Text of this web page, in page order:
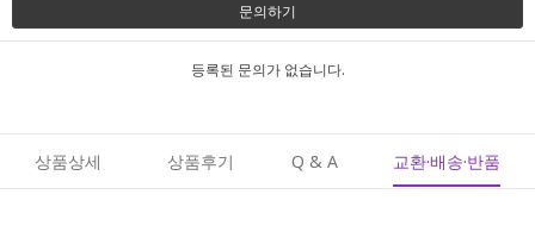
문의하기
등록된 문의가 없습니다.
상품상세 상품후기 Q & A 교환·배송·반품